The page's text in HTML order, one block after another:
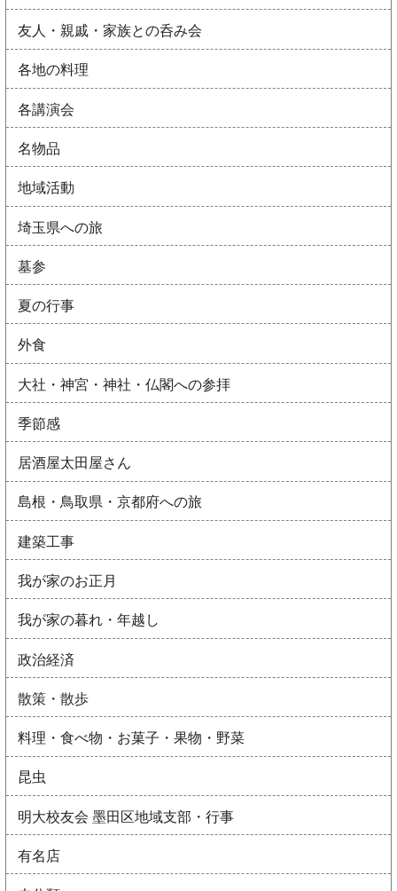
友人・親戚・家族との呑み会
各地の料理
各講演会
名物品
地域活動
埼玉県への旅
墓参
夏の行事
外食
大社・神宮・神社・仏閣への参拝
季節感
居酒屋太田屋さん
島根・鳥取県・京都府への旅
建築工事
我が家のお正月
我が家の暮れ・年越し
政治経済
散策・散歩
料理・食べ物・お菓子・果物・野菜
昆虫
明大校友会 墨田区地域支部・行事
有名店